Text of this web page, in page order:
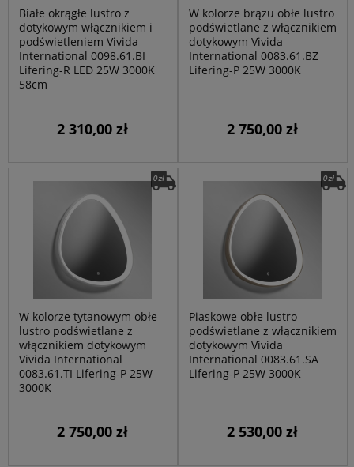
Białe okrągłe lustro z
dotykowym włącznikiem i
podświetleniem Vivida
International 0098.61.BI
Lifering-R LED 25W 3000K
58cm
2 310,00 zł
W kolorze brązu obłe lustro
podświetlane z włącznikiem
dotykowym Vivida
International 0083.61.BZ
Lifering-P 25W 3000K
2 750,00 zł
W kolorze tytanowym obłe
lustro podświetlane z
włącznikiem dotykowym
Vivida International
0083.61.TI Lifering-P 25W
3000K
2 750,00 zł
Piaskowe obłe lustro
podświetlane z włącznikiem
dotykowym Vivida
International 0083.61.SA
Lifering-P 25W 3000K
2 530,00 zł